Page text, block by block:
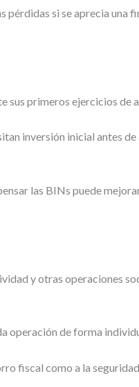
pérdidas si se aprecia una
sus primeros ejercicios de
inversión inicial antes
las BINs puede
y otras operaciones
operación de forma
fiscal como a la